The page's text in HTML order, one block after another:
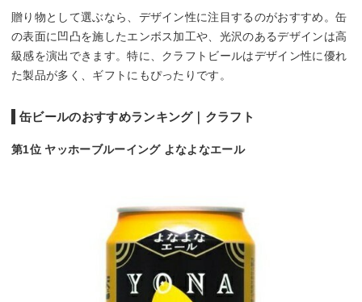
贈り物として選ぶなら、デザイン性に注目するのがおすすめ。缶
の表面に凹凸を施したエンボス加工や、光沢のあるデザインは高
級感を演出できます。特に、クラフトビールはデザイン性に優れ
た製品が多く、ギフトにもぴったりです。
缶ビールのおすすめランキング｜クラフト
第1位 ヤッホーブルーイング よなよなエール